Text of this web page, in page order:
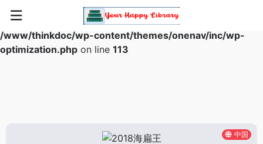
Warning
: Array to string conversion in
/www/thinkdoc/wp-content/themes/onenav/inc/wp-
optimization.php on line 113
中国